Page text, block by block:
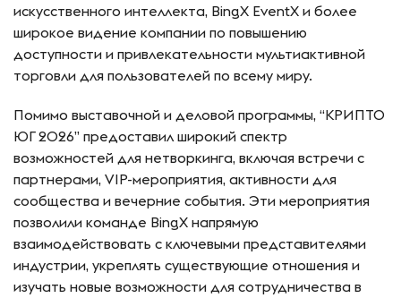
искусственного интеллекта, BingX EventX и более
широкое видение компании по повышению
доступности и привлекательности мультиактивной
торговли для пользователей по всему миру.
Помимо выставочной и деловой программы, “КРИПТО
ЮГ 2026” предоставил широкий спектр
возможностей для нетворкинга, включая встречи с
партнерами, VIP-мероприятия, активности для
сообщества и вечерние события. Эти мероприятия
позволили команде BingX напрямую
взаимодействовать с ключевыми представителями
индустрии, укреплять существующие отношения и
изучать новые возможности для сотрудничества в